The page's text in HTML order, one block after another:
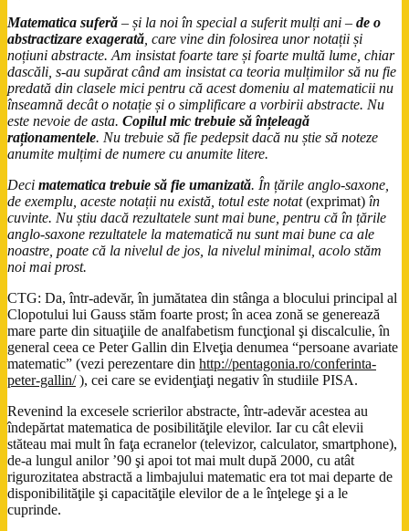
Matematica suferă – și la noi în special a suferit mulți ani – de o
abstractizare exagerată , care vine din folosirea unor notații și
noțiuni abstracte. Am insistat foarte tare și foarte multă lume, chiar
dascăli, s-au supărat când am insistat ca teoria mulțimilor să nu fie
predată din clasele mici pentru că acest domeniu al matematicii nu
înseamnă decât o notație și o simplificare a vorbirii abstracte. Nu
este nevoie de asta. Copilul mic trebuie să înțeleagă
raționamentele. Nu trebuie să fie pedepsit dacă nu știe să noteze
anumite mulțimi de numere cu anumite litere.
Deci matematica trebuie să fie umanizată. În țările anglo-saxone,
de exemplu, aceste notații nu există, totul este notat(exprimat) în
cuvinte. Nu știu dacă rezultatele sunt mai bune, pentru că în țările
anglo-saxone rezultatele la matematică nu sunt mai bune ca ale
noastre, poate că la nivelul de jos, la nivelul minimal, acolo stăm
noi mai prost.
CTG: Da, într-adevăr, în jumătatea din stânga a blocului principal al
Clopotului lui Gauss stăm foarte prost; în acea zonă se generează
mare parte din situaţiile de analfabetism funcţional şi discalculie, în
general ceea ce Peter Gallin din Elveţia denumea “persoane avariate
matematic” (vezi perezentare din http://pentagonia.ro/conferinta-
peter-gallin/), cei care se evidenţiaţi negativ în studiile PISA.
Revenind la excesele scrierilor abstracte, într-adevăr acestea au
îndepărtat matematica de posibilităţile elevilor. Iar cu cât elevii
stăteau mai mult în faţa ecranelor (televizor, calculator, smartphone),
de-a lungul anilor ’90 şi apoi tot mai mult după 2000, cu atât
rigurozitatea abstractă a limbajului matematic era tot mai departe de
disponibilităţile şi capacităţile elevilor de a le înţelege şi a le
cuprinde.